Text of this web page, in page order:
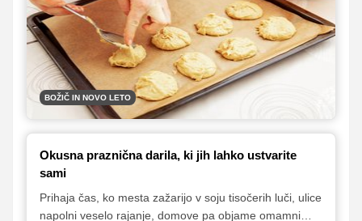
osvojite nekaj trikov, da bodo vaši piškoti še boljši, lepši
in tudi okusnejši.
BOŽIČ IN NOVO LETO
Okusna praznična darila, ki jih lahko ustvarite
sami
Prihaja čas, ko mesta zažarijo v soju tisočerih luči, ulice
napolni veselo rajanje, domove pa objame omamni